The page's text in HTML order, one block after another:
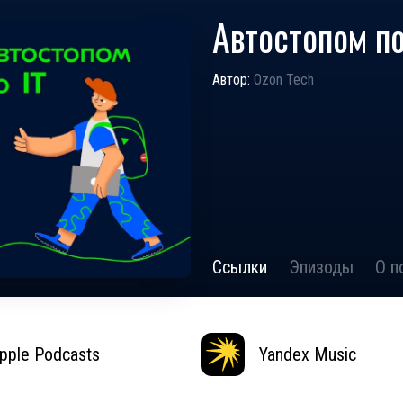
Автостопом
Автор: Ozon Tech
Ссылки Эпизоды О
Podcasts Yandex Music